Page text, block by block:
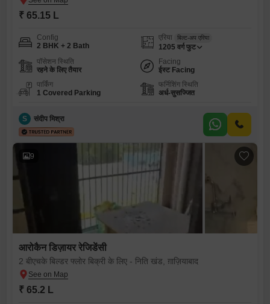
₹ 65.15 L
Config
2 BHK + 2 Bath
एरिया बिल्ट-अप एरिया
1205 वर्ग फुट
पॉसेशन स्थिति
रहने के लिए तैयार
Facing
ईस्ट Facing
पार्किंग
1 Covered Parking
फर्निशिंग स्थिति
अर्ध-सुसज्जित
S संदीप मिश्रा
9
आरोकैन डिज़ायर रेजिडेंसी
2 बीएचके बिल्डर फ्लोर बिक्री के लिए - निति खंड, ग़ाज़ियाबाद
₹ 65.2 L